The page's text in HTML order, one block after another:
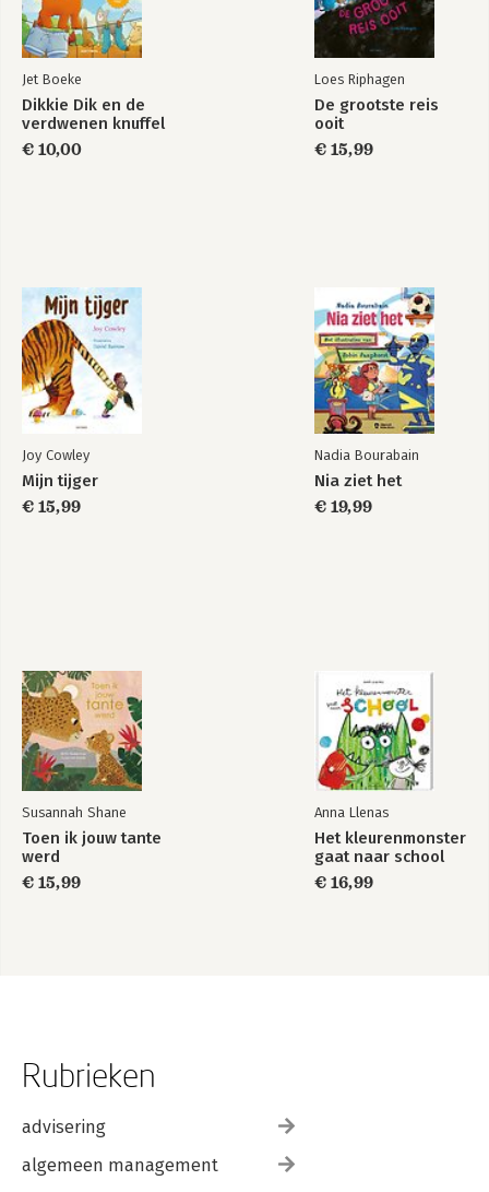
Jet Boeke
Dikkie Dik en de
verdwenen knuffel
€ 10,00
Loes Riphagen
De grootste reis
ooit
€ 15,99
Joy Cowley
Mijn tijger
€ 15,99
Nadia Bourabain
Nia ziet het
€ 19,99
Susannah Shane
Toen ik jouw tante
werd
€ 15,99
Anna Llenas
Het kleurenmonster
gaat naar school
€ 16,99
Rubrieken
advisering
algemeen management